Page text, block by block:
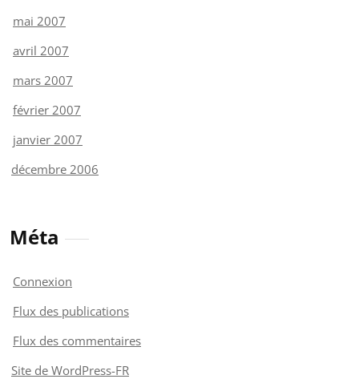
mai 2007
avril 2007
mars 2007
février 2007
janvier 2007
décembre 2006
Méta
Connexion
Flux des publications
Flux des commentaires
Site de WordPress-FR